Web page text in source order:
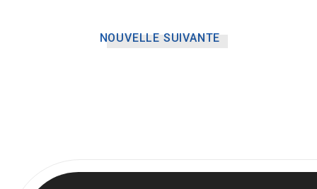
NOUVELLE SUIVANTE